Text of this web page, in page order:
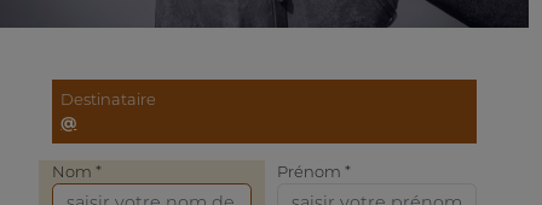
Destinataire
@
Nom * Prénom *